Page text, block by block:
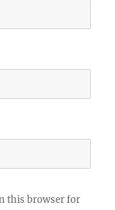
this browser for